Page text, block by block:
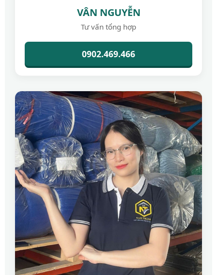
VÂN NGUYỄN
Tư vấn tổng hợp
0902.469.466